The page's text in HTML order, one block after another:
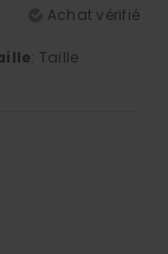
Achat vérifié
: Taille